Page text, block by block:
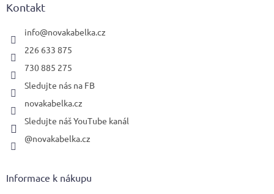
Kontakt
info@novakabelka.cz
226 633 875
730 885 275
Sledujte nás na FB
novakabelka.cz
Sledujte náš YouTube kanál
@novakabelka.cz
Informace k nákupu